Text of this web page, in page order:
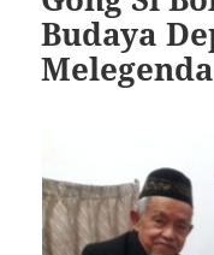
Budaya
Melegenda